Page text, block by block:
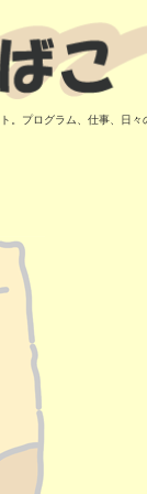
。プログラム、仕事、日々